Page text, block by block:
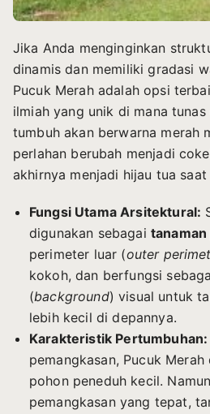
Jika Anda menginginkan
dinamis dan memiliki gradasi
Pucuk Merah adalah opsi
ilmiah yang unik di mana
tumbuh akan berwarna merah
perlahan berubah menjadi
akhirnya menjadi hijau tua
Fungsi Utama Arsitektural:
digunakan sebagai
perimeter luar (outer
kokoh, dan berfungsi
(background) visual untuk
lebih kecil di depannya.
Karakteristik Pertumbuhan:
pemangkasan, Pucuk
pohon peneduh kecil.
pemangkasan yang tepat,